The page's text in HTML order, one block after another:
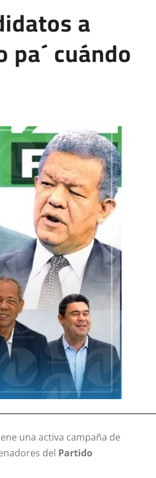
a
cuándo
una activa campaña de
del Partido